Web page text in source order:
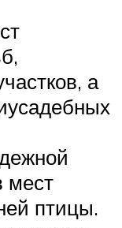
а
мест
птицы.